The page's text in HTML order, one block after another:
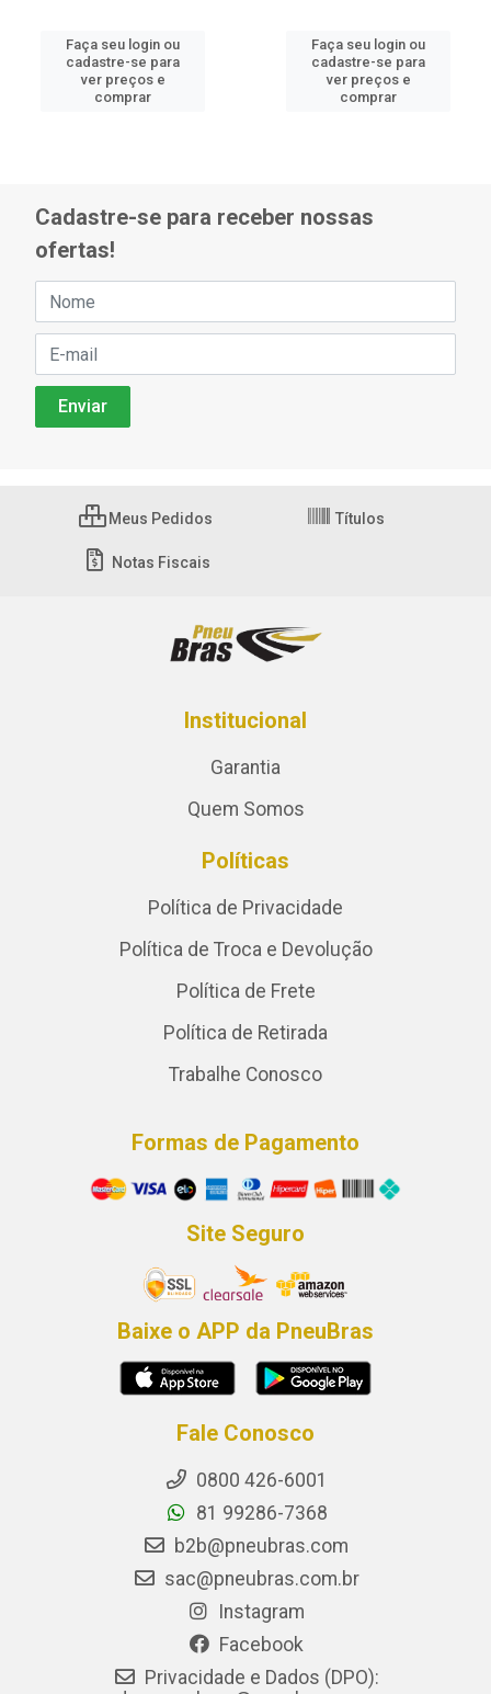
Faça seu login ou
cadastre-se para
ver preços e
comprar
Faça seu login ou
cadastre-se para
ver preços e
comprar
Cadastre-se para receber nossas
ofertas!
Meus Pedidos Títulos
Notas Fiscais
Institucional
Garantia
Quem Somos
Políticas
Política de Privacidade
Política de Troca e Devolução
Política de Frete
Política de Retirada
Trabalhe Conosco
Formas de Pagamento
Site Seguro
Baixe o APP da PneuBras
Fale Conosco
0800 426-6001
81 99286-7368
b2b@pneubras.com
sac@pneubras.com.br
Instagram
Facebook
Privacidade e Dados (DPO):